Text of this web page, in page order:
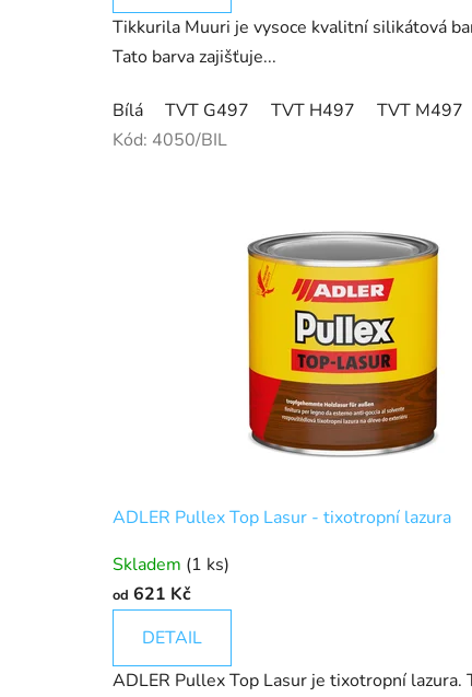
Tikkurila Muuri je vysoce kvalitní silikátová
Tato barva zajišťuje...
Bílá TVT G497 TVT H497 TVT M497
Kód: 4050/BIL
ADLER Pullex Top Lasur - tixotropní lazura
Skladem (1 ks)
od 621 Kč
DETAIL
ADLER Pullex Top Lasur je tixotropní lazura.